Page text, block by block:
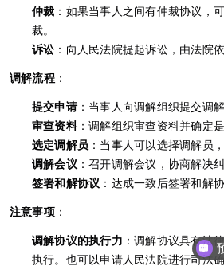
仲裁 ：如果当事人之间有仲裁协议，
裁。
诉讼：向人民法院提起诉讼，由法院依
调解流程：
提交申请：当事人向调解组织提交调
审查资料：调解组织审查资料并确定是
选定调解员 ：当事人可以选择调解员
调解会议 ：召开调解会议，协商解决纠
签署和解协议 ：达成一致后签署和解协
注意事项：
调解协议的执行力 ：调解协议具有法
执行。也可以申请人民法院进行司法